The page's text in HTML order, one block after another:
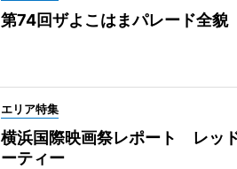
第74回ザよこはまパレード全
エリア特集
横浜国際映画祭レポート レッ
ーティー